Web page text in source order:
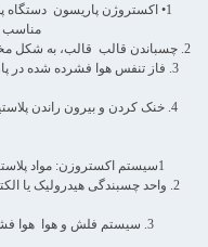
مناسب
2. چسباندن قالب ️ قالب، به شکل مخزن آب مورد نظر، در اطراف دیوار بسته می شود.
3. فاز تنفس هوا فشرده شده در
4. خنک کردن و بیرون راندن
1سیستم اکستروزن: مواد پلاستیکی را به شکل یک پاریسون ذوب و شکل می دهد.
2. واحد چسبندگی هیدرولیک یا
3. سیستم فلش و هوا ️ هوا